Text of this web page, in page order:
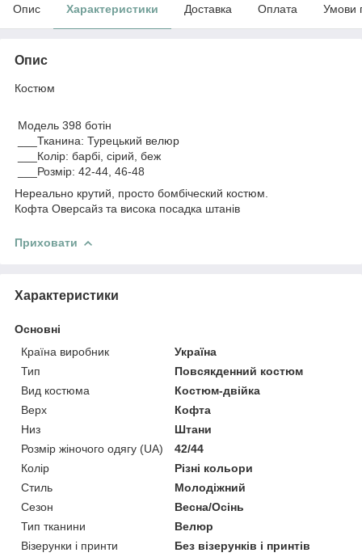
Опис Характеристики Доставка Оплата Умови
Опис
Костюм
Модель 398 ботін
___Тканина: Турецький велюр
___Колір: барбі, сірий, беж
___Розмір: 42-44, 46-48
Нереально крутий, просто бомбіческий костюм.
Кофта Оверсайз та висока посадка штанів
Приховати
Характеристики
Основні
Країна виробник
Україна
Тип
Повсякденний костюм
Вид костюма
Костюм-двійка
Верх
Кофта
Низ
Штани
Розмір жіночого одягу (UA)
42/44
Колір
Різні кольори
Стиль
Молодіжний
Сезон
Весна/Осінь
Тип тканини
Велюр
Візерунки і принти
Без візерунків і принтів